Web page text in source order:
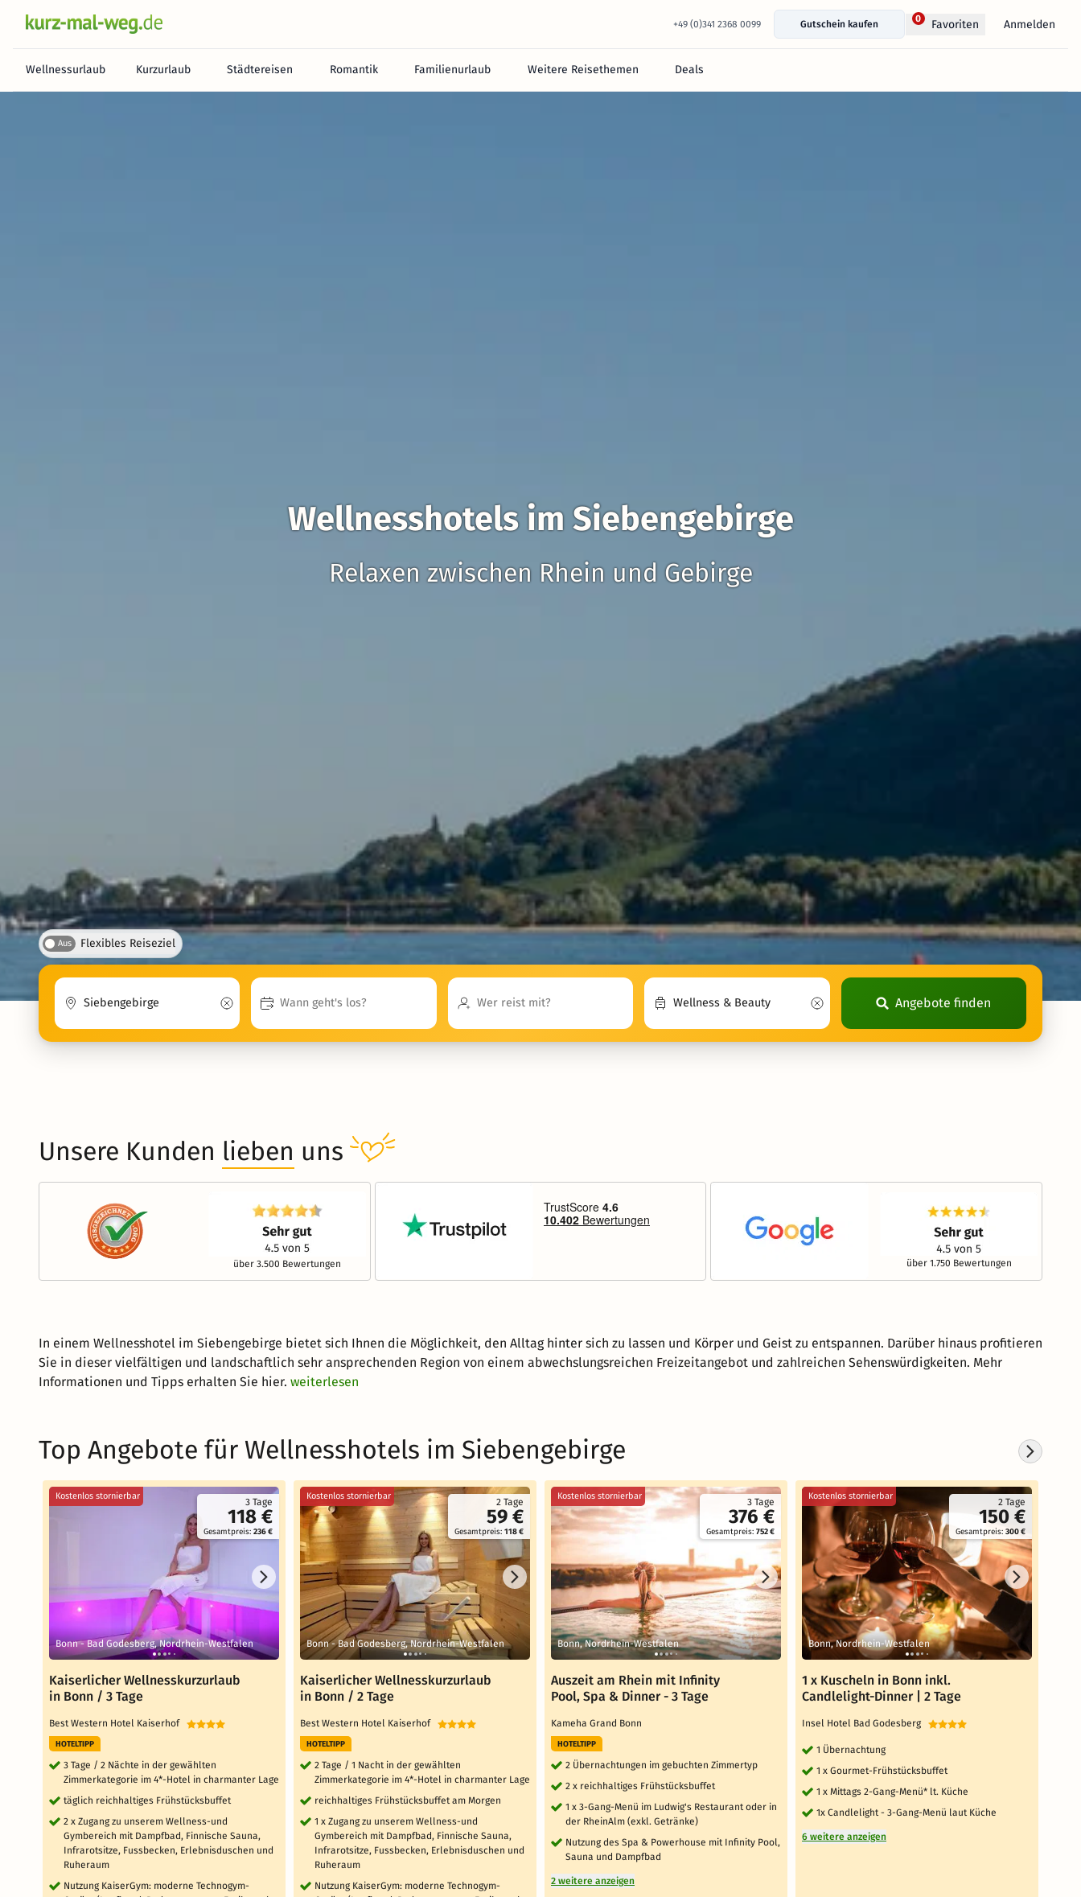
+49 (0)341 2368 0099 Gutschein kaufen
0 Favoriten Anmelden
Wellnessurlaub Kurzurlaub Städtereisen Romantik Familienurlaub Weitere Reisethemen Deals
Wellnesshotels im Siebengebirge
Relaxen zwischen Rhein und Gebirge
Aus Flexibles Reiseziel
Angebote finden
Unsere Kunden lieben uns
über 3.500 Bewertungen über 1.750 Bewertungen
In einem Wellnesshotel im Siebengebirge bietet sich Ihnen die Möglichkeit, den Alltag hinter sich zu lassen und Körper und Geist zu entspannen. Darüber hinaus profitieren
Sie in dieser vielfältigen und landschaftlich sehr ansprechenden Region von einem abwechslungsreichen Freizeitangebot und zahlreichen Sehenswürdigkeiten. Mehr
Informationen und Tipps erhalten Sie hier. weiterlesen
Top Angebote für Wellnesshotels im Siebengebirge
3 Tage
118 €
Gesamtpreis: 236 €
Kostenlos stornierbar
Bonn - Bad Godesberg, Nordrhein-Westfalen
Kaiserlicher Wellnesskurzurlaub
in Bonn / 3 Tage
Best Western Hotel Kaiserhof
HOTELTIPP
3 Tage / 2 Nächte in der gewählten
Zimmerkategorie im 4*-Hotel in charmanter Lage
täglich reichhaltiges Frühstücksbuffet
2 x Zugang zu unserem Wellness-und
Gymbereich mit Dampfbad, Finnische Sauna,
Infrarotsitze, Fussbecken, Erlebnisduschen und
Ruheraum
Nutzung KaiserGym: moderne Technogym-
2 Tage
59 €
Gesamtpreis: 118 €
Kostenlos stornierbar
Bonn - Bad Godesberg, Nordrhein-Westfalen
Kaiserlicher Wellnesskurzurlaub
in Bonn / 2 Tage
Best Western Hotel Kaiserhof
HOTELTIPP
2 Tage / 1 Nacht in der gewählten
Zimmerkategorie im 4*-Hotel in charmanter Lage
reichhaltiges Frühstücksbuffet am Morgen
1 x Zugang zu unserem Wellness-und
Gymbereich mit Dampfbad, Finnische Sauna,
Infrarotsitze, Fussbecken, Erlebnisduschen und
Ruheraum
Nutzung KaiserGym: moderne Technogym-
3 Tage
376 €
Gesamtpreis: 752 €
Kostenlos stornierbar
Bonn, Nordrhein-Westfalen
Auszeit am Rhein mit Infinity
Pool, Spa & Dinner - 3 Tage
Kameha Grand Bonn
HOTELTIPP
2 Übernachtungen im gebuchten Zimmertyp
2 x reichhaltiges Frühstücksbuffet
1 x 3-Gang-Menü im Ludwig's Restaurant oder in
der RheinAlm (exkl. Getränke)
Nutzung des Spa & Powerhouse mit Infinity Pool,
Sauna und Dampfbad
2 weitere anzeigen
2 Tage
150 €
Gesamtpreis: 300 €
Kostenlos stornierbar
Bonn, Nordrhein-Westfalen
1 x Kuscheln in Bonn inkl.
Candlelight-Dinner | 2 Tage
Insel Hotel Bad Godesberg
1 Übernachtung
1 x Gourmet-Frühstücksbuffet
1 x Mittags 2-Gang-Menü* lt. Küche
1x Candlelight - 3-Gang-Menü laut Küche
6 weitere anzeigen